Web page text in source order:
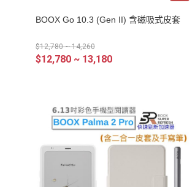
BOOX Go 10.3 (Gen II) 含磁吸式皮套
$12,780 ~ 14,260
$12,780 ~ 13,180